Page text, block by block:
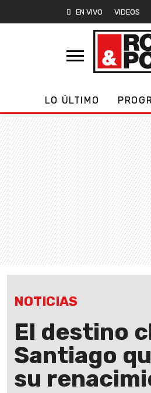
EN VIVO VIDEOS
LO ÚLTIMO
NOTICIAS
El destino
Santiago
su